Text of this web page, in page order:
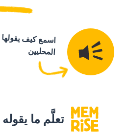
اسمع كيف
المحليين
تعلَّم ما